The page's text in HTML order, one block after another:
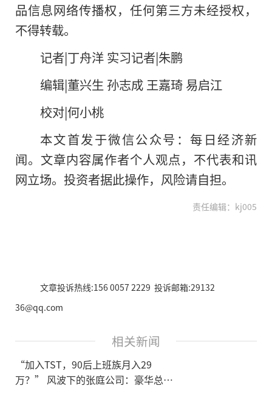
品信息网络传播权，任何第三方未经授权，
不得转载。
记者|丁舟洋 实习记者|朱鹏
编辑|董兴生 孙志成 王嘉琦 易启江
校对|何小桃
本文首发于微信公众号：每日经济新
闻。文章内容属作者个人观点，不代表和讯
网立场。投资者据此操作，风险请自担。
责任编辑：kj005
文章投诉热线:156 0057 2229 投诉邮箱:29132
36@qq.com
相关新闻
“加入TST，90后上班族月入29
万？” 风波下的张庭公司：豪华总部